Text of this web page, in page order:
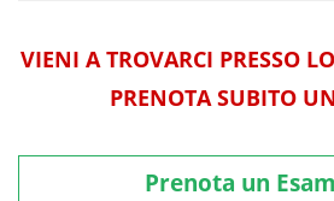
VIENI A TROVARCI PRESSO
PRENOTA SUBITO
Prenota un